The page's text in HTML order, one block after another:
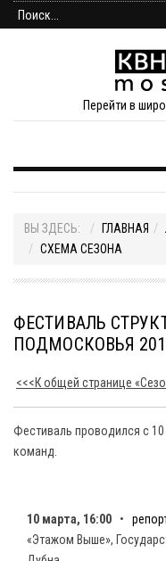
Перейти в
ВЫ ЗДЕСЬ: ГЛАВНАЯ
СХЕМА СЕЗОНА
ФЕСТИВАЛЬ
ПОДМОСКОВЬЯ
<<<К общей странице
Фестиваль проводился с 10
команд.
10 марта, 16:00 •
«Этажом Выше»,